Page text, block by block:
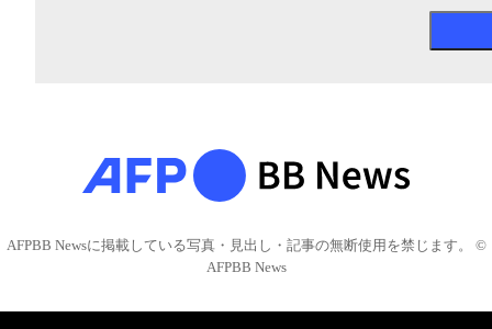
AFPBB Newsに掲載している写真・見出し・記事の無断使用を禁じます。 ©
AFPBB News